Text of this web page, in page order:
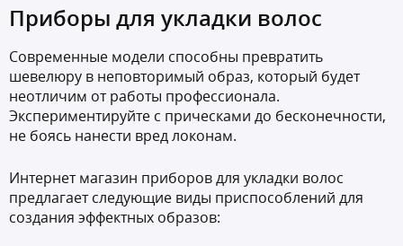
Приборы для укладки волос
Современные модели способны превратить
шевелюру в неповторимый образ, который будет
неотличим от работы профессионала.
Экспериментируйте с прическами до бесконечности,
не боясь нанести вред локонам.
Интернет магазин приборов для укладки волос
предлагает следующие виды приспособлений для
создания эффектных образов: